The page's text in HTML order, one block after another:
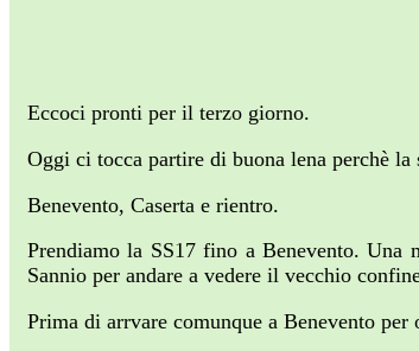
Eccoci pronti per il terzo giorno.
Oggi ci tocca partire di buona lena perchè la
Benevento, Caserta e rientro.
Prendiamo la SS17 fino a Benevento. Una
Sannio per andare a vedere il vecchio
Prima di arrvare comunque a Benevento